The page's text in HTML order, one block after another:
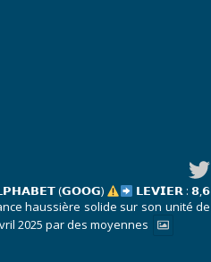
(𝗚𝗢𝗢𝗚)
𝗟𝗘𝗩𝗜𝗘𝗥 : 𝟴,𝟲
haussière solide sur son unité de
2025 par des moyennes